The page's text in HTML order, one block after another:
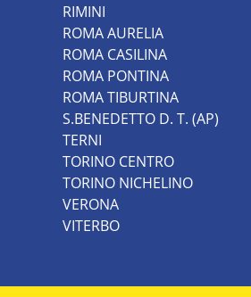
RIMINI
ROMA AURELIA
ROMA CASILINA
ROMA PONTINA
ROMA TIBURTINA
S.BENEDETTO D. T. (AP)
TERNI
TORINO CENTRO
TORINO NICHELINO
VERONA
VITERBO